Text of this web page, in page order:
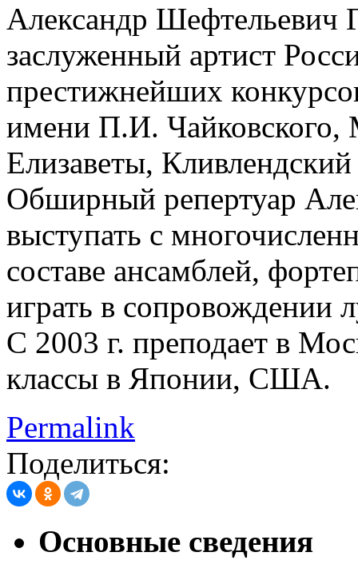
Александр Шефтельевич
заслуженный артист
престижнейших
имени П.И. Чайковского,
Елизаветы,
Обширный репертуар
выступать с
составе ансамблей,
играть в сопровождении
С 2003 г. преподает в
классы в Японии, США.
Permalink
Поделиться:
Основные сведения